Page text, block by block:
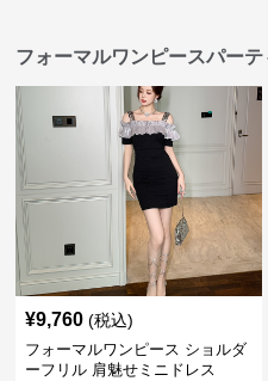
フォーマルワンピースパー
¥9,760 (税込)
フォーマルワンピース ショルダ
ーフリル 肩魅せミニドレス